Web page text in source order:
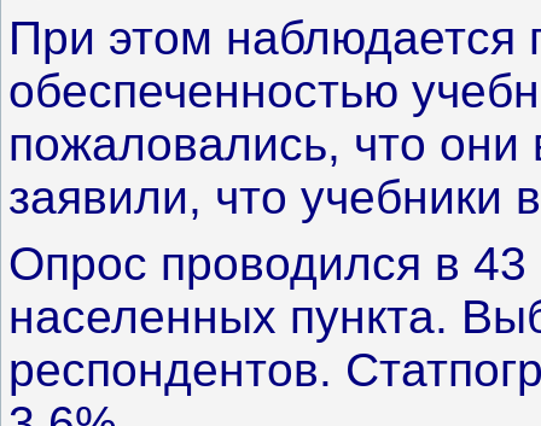
При этом наблюдается
обеспеченностью
пожаловались, что
заявили, что учебники
Опрос проводился в
населенных пункта.
респондентов.